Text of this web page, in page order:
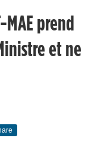
MAE prend
et ne